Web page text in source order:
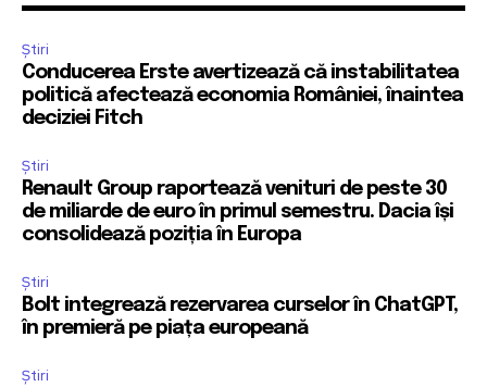
Știri
Conducerea Erste avertizează că instabilitatea
politică afectează economia României, înaintea
deciziei Fitch
Știri
Renault Group raportează venituri de peste 30
de miliarde de euro în primul semestru. Dacia își
consolidează poziția în Europa
Știri
Bolt integrează rezervarea curselor în ChatGPT,
în premieră pe piața europeană
Știri